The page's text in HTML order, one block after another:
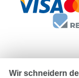
Wir schneidern